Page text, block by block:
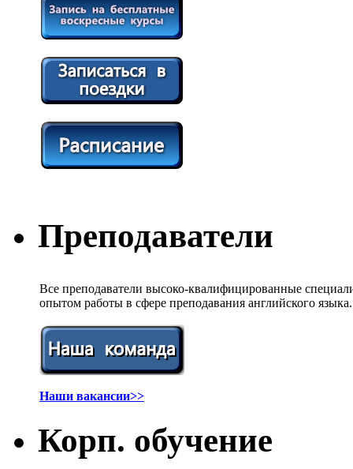
Преподаватели
Все преподаватели высоко-квалифицированные
опытом работы в сфере преподавания английского языка.
Наши вакансии>>
Корп. обучение